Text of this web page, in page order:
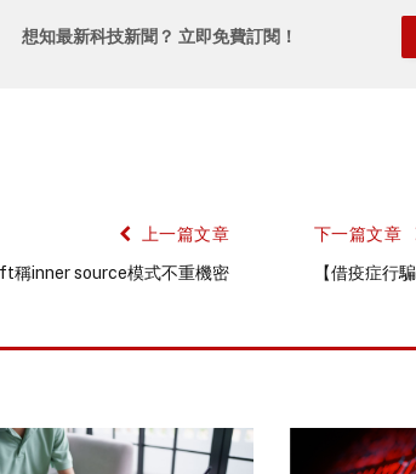
想知最新科技新聞？ 立即免費訂閱！
上一篇文章
稱inner source模式不重機密
下一篇文章
【借疫症行